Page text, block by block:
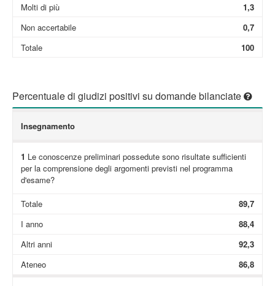
Molti di più
Non accertabile
Totale
1,3
0,7
100
Percentuale di giudizi positivi su domande bilanciate
Insegnamento
1 Le conoscenze preliminari possedute sono risultate sufficienti
per la comprensione degli argomenti previsti nel programma
d'esame?
Totale
89,7
I anno
88,4
Altri anni
92,3
Ateneo
86,8